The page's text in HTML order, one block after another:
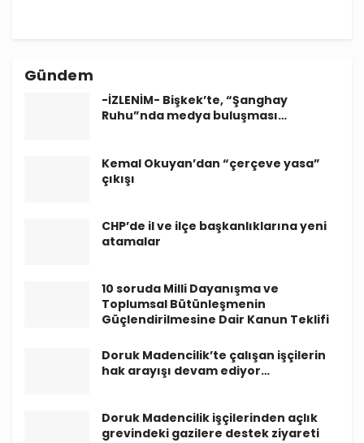
Gündem
-İZLENİM- Bişkek’te, “Şanghay
Ruhu”nda medya buluşması…
Kemal Okuyan’dan “çerçeve yasa”
çıkışı
CHP’de il ve ilçe başkanlıklarına yeni
atamalar
10 soruda Milli Dayanışma ve
Toplumsal Bütünleşmenin
Güçlendirilmesine Dair Kanun Teklifi
Doruk Madencilik’te çalışan işçilerin
hak arayışı devam ediyor…
Doruk Madencilik işçilerinden açlık
grevindeki gazilere destek ziyareti